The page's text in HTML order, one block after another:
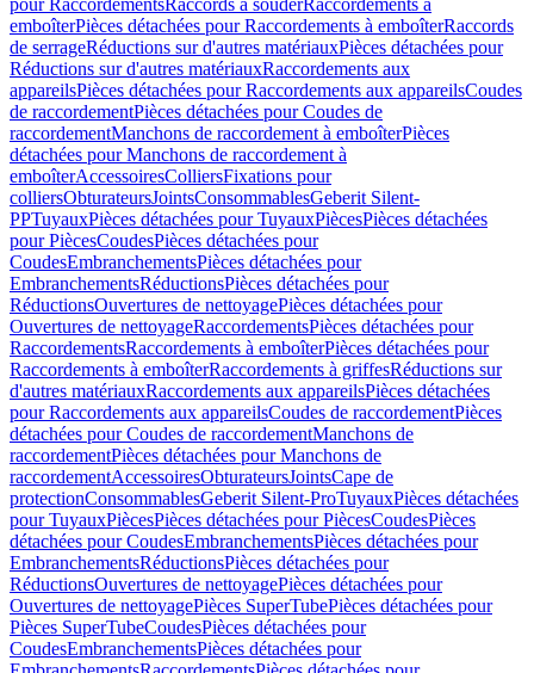
pour RaccordementsRaccords à souderRaccordements à
emboîterPièces détachées pour Raccordements à emboîterRaccords
de serrageRéductions sur d'autres matériauxPièces détachées pour
Réductions sur d'autres matériauxRaccordements aux
appareilsPièces détachées pour Raccordements aux appareilsCoudes
de raccordementPièces détachées pour Coudes de
raccordementManchons de raccordement à emboîterPièces
détachées pour Manchons de raccordement à
emboîterAccessoiresColliersFixations pour
colliersObturateursJointsConsommablesGeberit Silent-
PPTuyauxPièces détachées pour TuyauxPiècesPièces détachées
pour PiècesCoudesPièces détachées pour
CoudesEmbranchementsPièces détachées pour
EmbranchementsRéductionsPièces détachées pour
RéductionsOuvertures de nettoyagePièces détachées pour
Ouvertures de nettoyageRaccordementsPièces détachées pour
RaccordementsRaccordements à emboîterPièces détachées pour
Raccordements à emboîterRaccordements à griffesRéductions sur
d'autres matériauxRaccordements aux appareilsPièces détachées
pour Raccordements aux appareilsCoudes de raccordementPièces
détachées pour Coudes de raccordementManchons de
raccordementPièces détachées pour Manchons de
raccordementAccessoiresObturateursJointsCape de
protectionConsommablesGeberit Silent-ProTuyauxPièces détachées
pour TuyauxPiècesPièces détachées pour PiècesCoudesPièces
détachées pour CoudesEmbranchementsPièces détachées pour
EmbranchementsRéductionsPièces détachées pour
RéductionsOuvertures de nettoyagePièces détachées pour
Ouvertures de nettoyagePièces SuperTubePièces détachées pour
Pièces SuperTubeCoudesPièces détachées pour
CoudesEmbranchementsPièces détachées pour